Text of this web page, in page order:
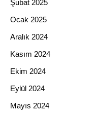
Şubat 2025
Ocak 2025
Aralık 2024
Kasım 2024
Ekim 2024
Eylül 2024
Mayıs 2024